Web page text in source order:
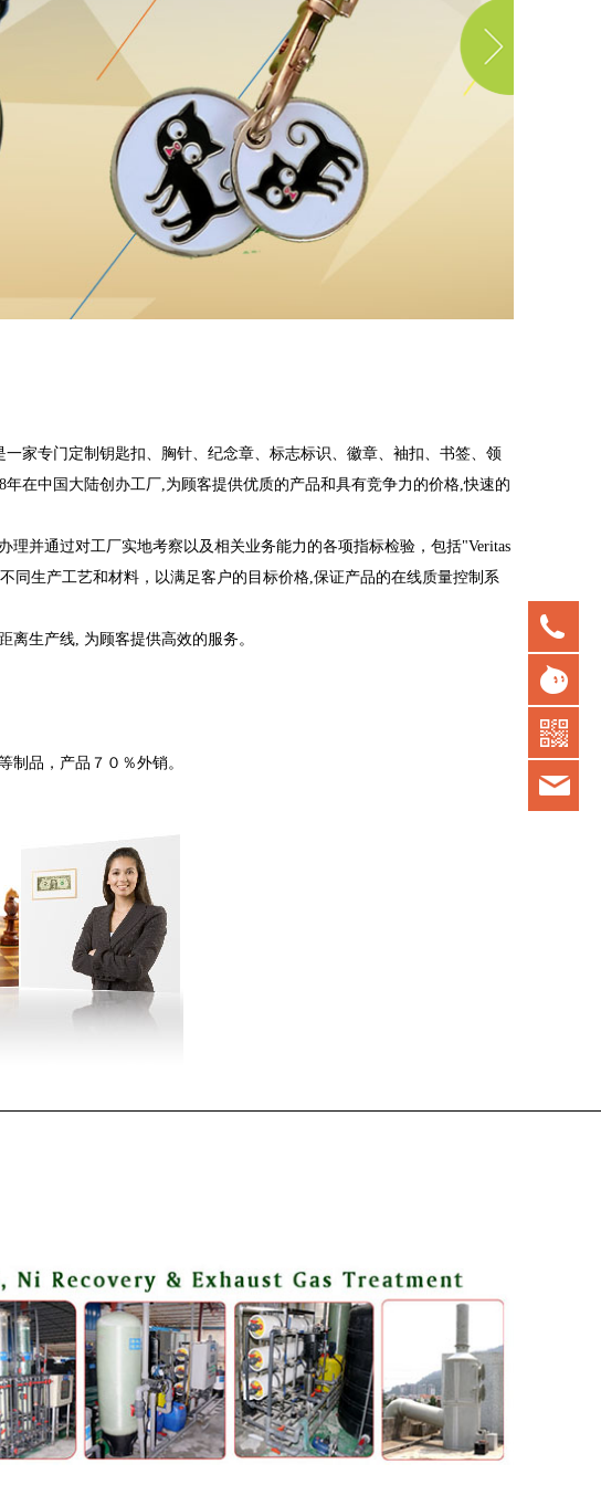
专门定制钥匙扣、胸针、纪念章、标志标识、徽章、袖扣、书签、领
在中国大陆创办工厂,为顾客提供优质的产品和具有竞争力的价格,快速的
并通过对工厂实地考察以及相关业务能力的各项指标检验，包括"Veritas
同生产工艺和材料，以满足客户的目标价格,保证产品的在线质量控制系
生产线, 为顾客提供高效的服务。
品，产品７０％外销。